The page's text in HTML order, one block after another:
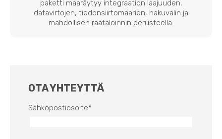
paketti määräytyy integraation laajuuden,
datavirtojen, tiedonsiirtomäärien, hakuvälin ja
mahdollisen räätälöinnin perusteella.
OTA YHTEYTTÄ
Sähköpostiosoite*